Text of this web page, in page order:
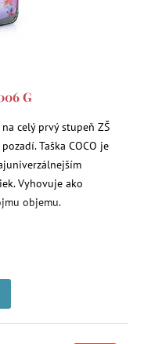
G
celý prvý stupeň ZŠ
Taška COCO je
Vyhovuje ako
objemu.